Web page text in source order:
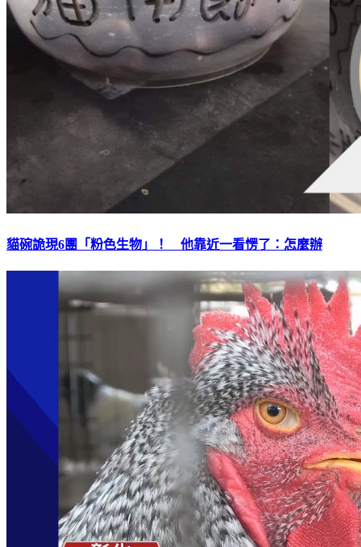
貓碗詭現6團「粉色生物」！ 他靠近一看愣了：怎麼辦